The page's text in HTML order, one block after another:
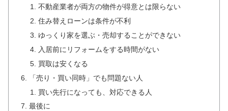
不動産業者が両方の物件が得意とは限らない
住み替えローンは条件が不利
ゆっくり家を選ぶ・売却することができない
入居前にリフォームをする時間がない
買取は安くなる
「売り・買い同時」でも問題ない人
買い先行になっても、対応できる人
最後に